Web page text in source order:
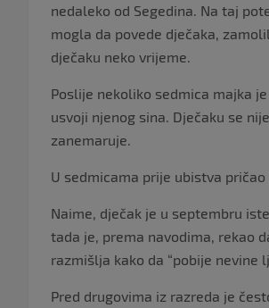
nedaleko od Segedina. Na taj
mogla da povede dječaka,
dječaku neko vrijeme.
Poslije nekoliko sedmica majka
usvoji njenog sina. Dječaku se
zanemaruje.
U sedmicama prije ubistva
Naime, dječak je u septembru
tada je, prema navodima, rekao
razmišlja kako da “pobije nevine
Pred drugovima iz razreda je